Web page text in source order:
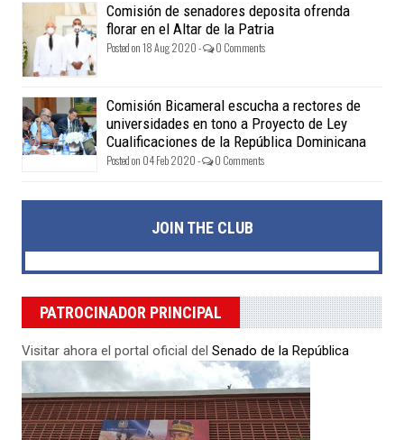
Comisión de senadores deposita ofrenda
florar en el Altar de la Patria
Posted on 18 Aug 2020 - 0 Comments
Comisión Bicameral escucha a rectores de
universidades en tono a Proyecto de Ley
Cualificaciones de la República Dominicana
Posted on 04 Feb 2020 - 0 Comments
JOIN THE CLUB
PATROCINADOR PRINCIPAL
Visitar ahora el portal oficial del Senado de la República